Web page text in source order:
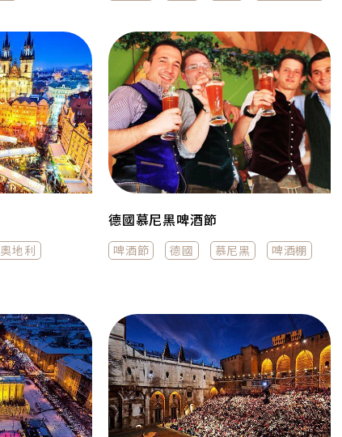
奧地利
德國慕尼黑啤酒節
啤酒節 德國 慕尼黑 啤酒棚